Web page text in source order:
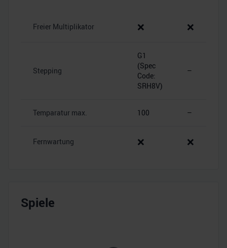
Freier Multiplikator ❌ ❌
Stepping
G1
(Spec
Code:
SRH8V)
–
Temparatur max. 100 –
Fernwartung ❌ ❌
Spiele